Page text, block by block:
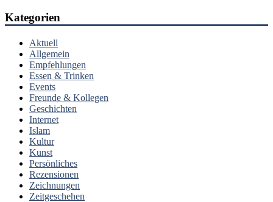
Kategorien
Aktuell
Allgemein
Empfehlungen
Essen & Trinken
Events
Freunde & Kollegen
Geschichten
Internet
Islam
Kultur
Kunst
Persönliches
Rezensionen
Zeichnungen
Zeitgeschehen